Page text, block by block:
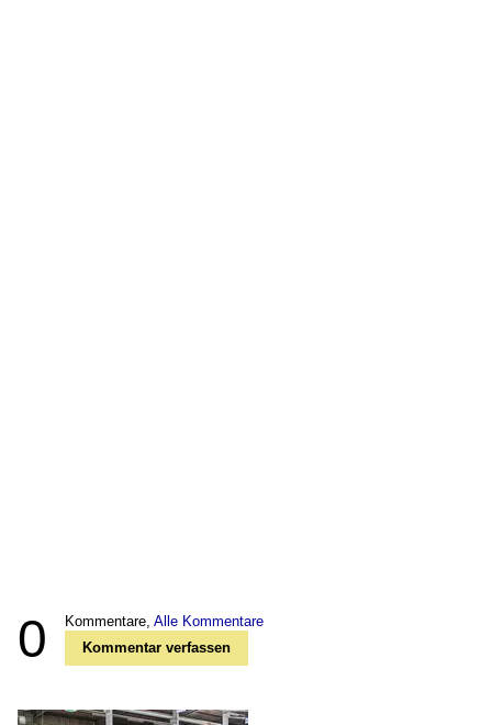
0 Kommentare, Alle Kommentare
Kommentar verfassen